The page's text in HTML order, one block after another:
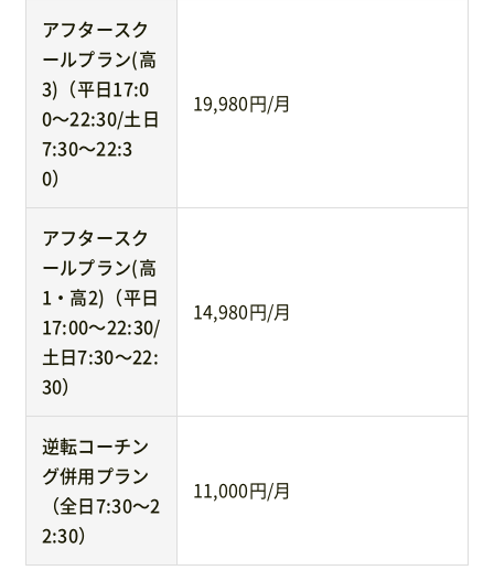
アフタースク
ールプラン(高
3)（平日17:0
0〜22:30/土日
7:30〜22:3
0）
19,980円/月
アフタースク
ールプラン(高
1・高2)（平日
17:00〜22:30/
土日7:30〜22:
30）
14,980円/月
逆転コーチン
グ併用プラン
（全日7:30〜2
2:30）
11,000円/月